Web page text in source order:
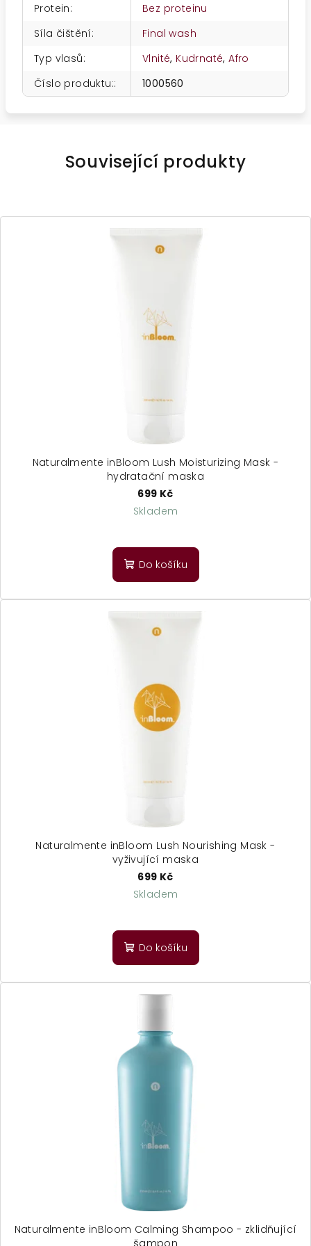
Protein:
Bez proteinu
Síla čištění:
Final wash
Typ vlasů: Vlnité, Kudrnaté,Afro
Číslo produktu:: 1000560
Související produkty
Naturalmente inBloom Lush Moisturizing Mask -
hydratační maska
699 Kč
Skladem
Do košíku
Naturalmente inBloom Lush Nourishing Mask -
vyživující maska
699 Kč
Skladem
Do košíku
Naturalmente inBloom Calming Shampoo - zklidňující
šampon